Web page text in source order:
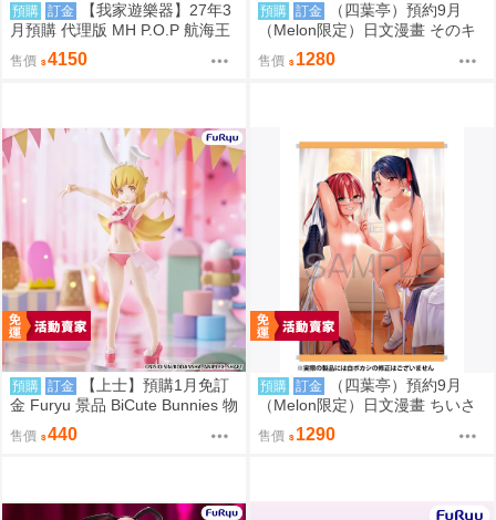
預購 訂金
【我家遊樂器】27年3
月預購 代理版 MH P.O.P 航海王
Elevated Boost 神之騎士團 軍子
宮
售價 4150
預購 訂金
（四葉亭）預約9月
（Melon限定）日文漫畫 そのキ
スは依存の味 特典：B2掛軸 煤
雲なぎ
售價 1280
預購 訂金
【上士】預購1月免訂
金 Furyu 景品 BiCute Bunnies 物
語系列 忍野忍 兔女郎
售價 440
預購 訂金
（四葉亭）預約9月
（Melon限定）日文漫畫 ちいさ
いハダカがいいんでしょ 特典：
B2掛軸 きのもと杏
售價 1290